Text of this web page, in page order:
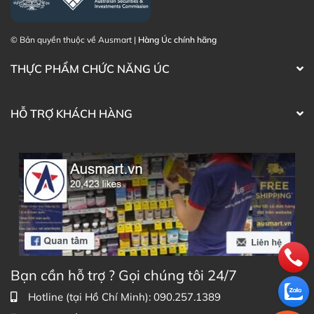
Thạc sĩ Điều dưỡng & Cố vấn sản
phẩm Lily Huỳnh
© Bản quyền thuộc về Ausmart | Hàng Úc chính hãng
THỰC PHẨM CHỨC NĂNG ÚC
HỖ TRỢ KHÁCH HÀNG
Bạn cần hỗ trợ ? Gọi chúng tôi 24/7
Hotline (tại Hồ Chí Minh): 090.257.1389